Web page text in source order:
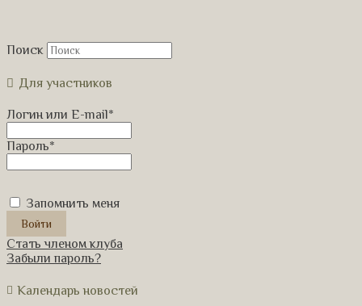
Поиск
Для участников
Логин или E-mail*
Пароль*
Запомнить меня
Стать членом клуба
Забыли пароль?
Календарь новостей